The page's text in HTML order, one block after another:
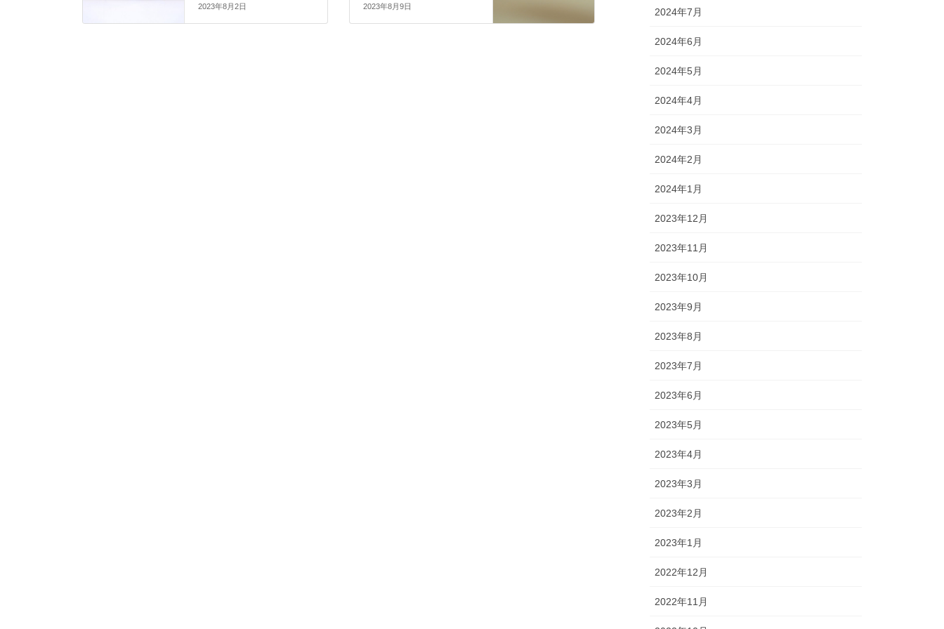
2023年8月2日 2023年8月9日
2024年7月
2024年6月
2024年5月
2024年4月
2024年3月
2024年2月
2024年1月
2023年12月
2023年11月
2023年10月
2023年9月
2023年8月
2023年7月
2023年6月
2023年5月
2023年4月
2023年3月
2023年2月
2023年1月
2022年12月
2022年11月